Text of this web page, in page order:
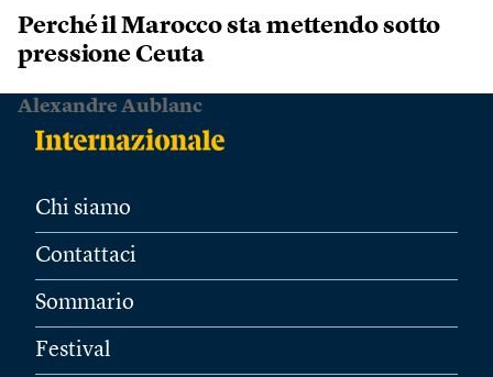
Perché il Marocco sta mettendo sotto
pressione Ceuta
Alexandre Aublanc
Chi siamo
Contattaci
Sommario
Festival